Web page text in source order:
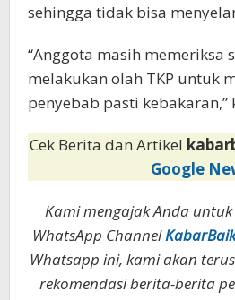
sehingga tidak bisa
“Anggota masih memeriksa
melakukan olah TKP untuk
penyebab pasti kebakaran,”
Cek Berita dan Artikel
Google
Kami mengajak Anda
WhatsApp Channel
Whatsapp ini, kami akan
rekomendasi berita-berita